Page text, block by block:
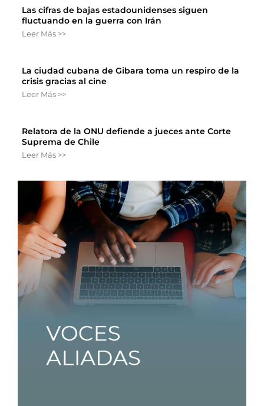
Las cifras de bajas estadounidenses siguen
fluctuando en la guerra con Irán
Leer Más >>
La ciudad cubana de Gibara toma un respiro de la
crisis gracias al cine
Leer Más >>
Relatora de la ONU defiende a jueces ante Corte
Suprema de Chile
Leer Más >>